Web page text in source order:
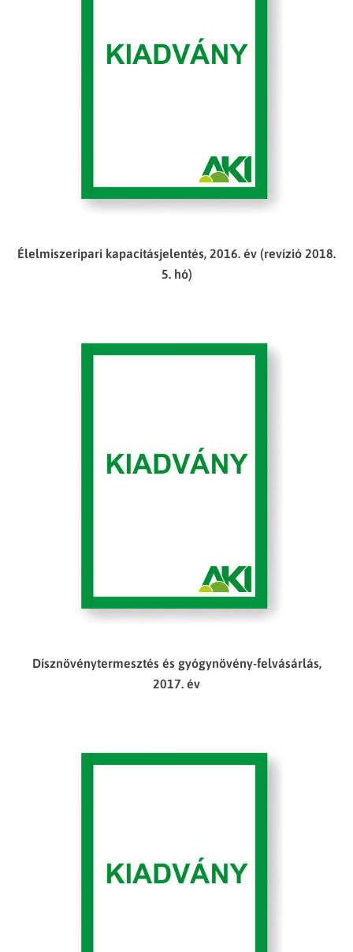
Élelmiszeripari kapacitásjelentés, 2016. év (revízió 2018.
5. hó)
Dísznövénytermesztés és gyógynövény-felvásárlás,
2017. év